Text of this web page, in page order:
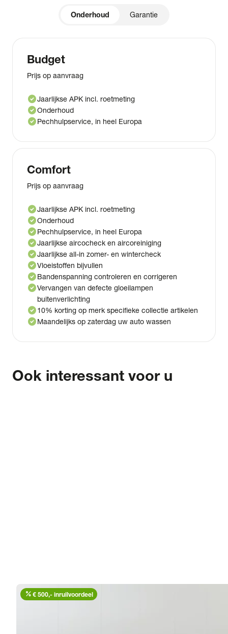
Onderhoud Garantie
Budget
Prijs op aanvraag
check_circleJaarlijkse APK incl. roetmeting
check_circleOnderhoud
check_circlePechhulpservice, in heel Europa
Comfort
Prijs op aanvraag
check_circleJaarlijkse APK incl. roetmeting
check_circleOnderhoud
check_circlePechhulpservice, in heel Europa
check_circleJaarlijkse aircocheck en aircoreiniging
check_circleJaarlijkse all-in zomer- en wintercheck
check_circleVloeistoffen bijvullen
check_circleBandenspanning controleren en corrigeren
check_circleVervangen van defecte gloeilampen
buitenverlichting
check_circle10% korting op merk specifieke collectie artikelen
check_circleMaandelijks op zaterdag uw auto wassen
Ook interessant voor u
percent € 500,- inruilvoordeel